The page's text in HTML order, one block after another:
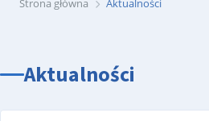
Aktualności